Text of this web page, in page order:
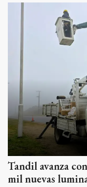
Tandil avanza
mil nuevas